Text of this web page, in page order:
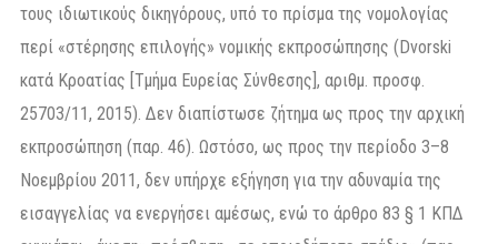
τους ιδιωτικούς δικηγόρους, υπό το πρίσμα της νομολογίας
περί «στέρησης επιλογής» νομικής εκπροσώπησης (Dvorski
κατά Κροατίας [Τμήμα Ευρείας Σύνθεσης], αριθμ. προσφ.
25703/11, 2015). Δεν διαπίστωσε ζήτημα ως προς την αρχική
εκπροσώπηση (παρ. 46). Ωστόσο, ως προς την περίοδο 3–8
Νοεμβρίου 2011, δεν υπήρχε εξήγηση για την αδυναμία της
εισαγγελίας να ενεργήσει αμέσως, ενώ το άρθρο 83 § 1 ΚΠΔ